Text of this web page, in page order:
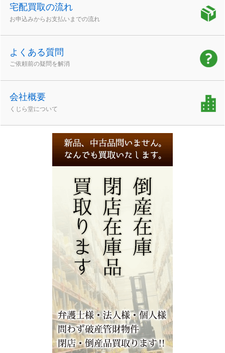
宅配買取の流れ
お申込みからお支払いまでの流れ
よくある質問
ご依頼前の疑問を解消
会社概要
くじら堂について